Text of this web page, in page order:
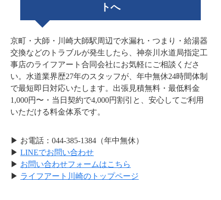
トへ
京町・大師・川崎大師駅周辺で水漏れ・つまり・給湯器
交換などのトラブルが発生したら、神奈川水道局指定工
事店のライフアート合同会社にお気軽にご相談くださ
い。水道業界歴27年のスタッフが、年中無休24時間体制
で最短即日対応いたします。出張見積無料・最低料金
1,000円〜・当日契約で4,000円割引と、安心してご利用
いただける料金体系です。
▶ お電話：044-385-1384（年中無休）
▶LINEでお問い合わせ
▶ お問い合わせフォームはこちら
▶ ライフアート川崎のトップページ